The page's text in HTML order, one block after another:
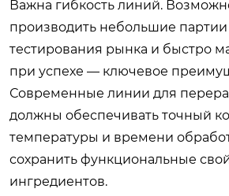
Важна гибкость линий.
производить небольшие партии
тестирования рынка и быстро
при успехе — ключевое
Современные линии для
должны обеспечивать точный
температуры и времени
сохранить функциональные
ингредиентов.